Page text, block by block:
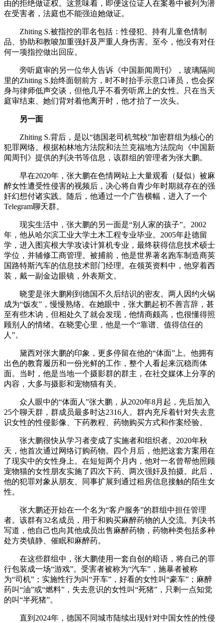
由的拒绝做证权。这意味着，即便这位证人在案卷中被列为潜
在受害者，法庭也不能强迫她做证。
Zhiting S.被指控的罪名包括：性侵犯、持有儿童色情制
品、协助和教唆加重强奸及严重人身伤害。至今，他没有对任
何一项指控做出回应。
旁听庭审的另一位华人告诉《中国新闻周刊》，玻璃隔间
里的Zhiting S.始终面朝前方，时不时抬手示意口译员，也会探
身与律师低声交谈，但他几乎不看旁听席上的女性。只在当天
庭审结束、她们背对着他离开时，他才抬了一次头。
另一面
Zhiting S.背后，是以“德国老司机驾校”加密群组为核心的
犯罪网络。根据柏林地方法院和法兰克福地方法院向《中国新
闻周刊》提供的判决书等信息，该群组的管理者为张大鹏。
早在2020年，张大鹏在色情网站上大量观看（疑似）被麻
醉女性遭受性侵害的视频后，决心将自青少年时期就存在的强
奸幻想付诸实践。随后，他通过一个广告横幅，进入了一个
Telegram聊天群。
现实生活中，张大鹏的另一面是“别人家的孩子”。2002
年，他从哈尔滨工业大学土木工程专业毕业。2005年赴德留
学，进入图宾根大学攻读计算机专业，最终获得信息技术硕士
学位，并辅修工商管理。被捕前，他是世界著名跑车制造商英
国路特斯汽车的信息技术部门经理。在领英资料中，他穿着西
装，戴一副金边眼镜，外表斯文。
晓雯是张大鹏刚到德国不久后结识的密友。两人因约火锅
成为“饭友”，慢慢熟络。在她眼中，张大鹏起初不善言辞，甚
至有些木讷，但相处久了就会发现，他情商颇高，也很懂得照
顾别人的情绪。在晓雯心里，他是一个“靠谱、值得信任的
人”。
黛西对张大鹏的印象，更多停留在他的“体面”上。他拥有
出色的教育履历和一份光鲜的工作，整个人看起来沉稳而体
面。当时，他是当地一个摄影群的群主，在社交媒体上分享的
内容，大多与摄影和宠物猫有关。
众人眼中的“体面人”张大鹏，从2020年8月起，先后加入
25个聊天群，群成员最多时达2316人。群内充斥着针对失去意
识女性的性侵影像、下药教程、药物购买方式和作案经验。
张大鹏很快从学习者变成了实施者和组织者。2020年秋
天，他首次通过网络订购药物。四个月后，他把这套方案用在
了现实中的女性身上。在短短两个月内，他对一名曾帮他照顾
宠物猫的女性朋友实施了四次下药、两次强奸及拍摄。此后，
他的犯罪对象从朋友、同事扩展到通过租房信息接触的陌生女
性。
张大鹏还开始在一个名为“客户服务”的群组中担任管理
者。该群有32名成员，用于和购买麻醉药物的人交流。判决书
写道，他自己也向其他成员出售麻醉药物，药物种类包括多种
处方类镇静、催眠和麻醉药。
在这些群组中，张大鹏使用一套自创的暗语，将自己的罪
行包装成一场“游戏”。受害者被称为“汽车”，施暴者被称
为“司机”；实施性行为叫“开车”，好看的女性叫“豪车”；麻醉
药叫“油”或“燃料”，失去意识的女性叫“死猪”，只剩一点知觉
的叫“半死猪”。
直到2024年，德国不同城市陆续出现针对中国女性的性侵